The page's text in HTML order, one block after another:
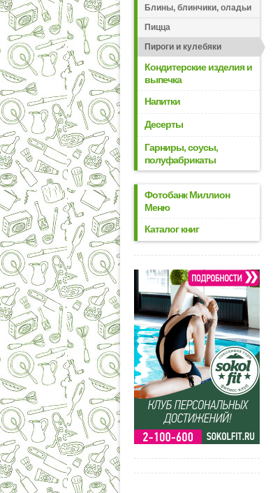
Блины, блинчики, оладьи
Пицца
Пироги и кулебяки
Кондитерские изделия и
выпечка
Напитки
Десерты
Гарниры, соусы,
полуфабрикаты
Фотобанк Миллион
Меню
Каталог книг